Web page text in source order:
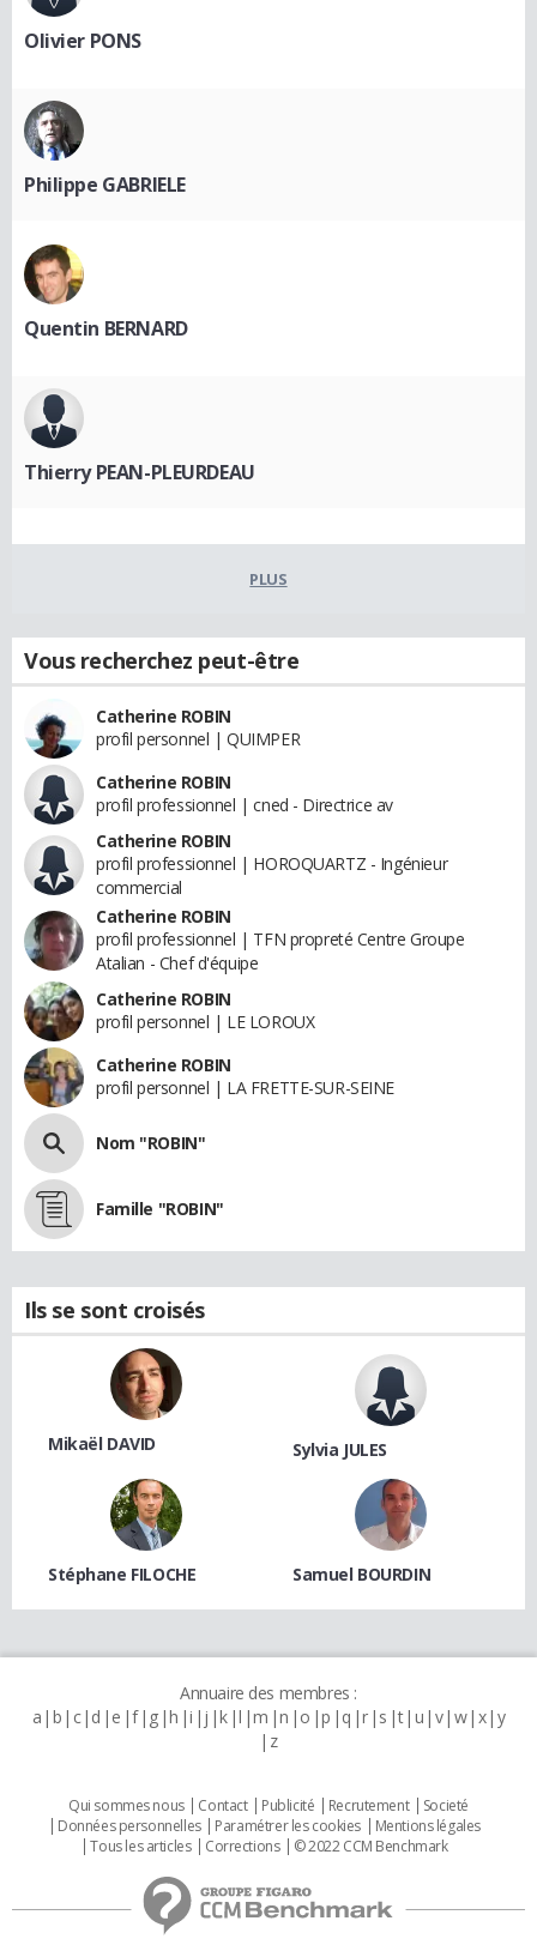
Olivier PONS
Philippe GABRIELE
Quentin BERNARD
Thierry PEAN-PLEURDEAU
PLUS
Vous recherchez peut-être
Catherine ROBIN
profil personnel | QUIMPER
Catherine ROBIN
profil professionnel | cned - Directrice av
Catherine ROBIN
profil professionnel | HOROQUARTZ - Ingénieur
commercial
Catherine ROBIN
profil professionnel | TFN propreté Centre Groupe
Atalian - Chef d'équipe
Catherine ROBIN
profil personnel | LE LOROUX
Catherine ROBIN
profil personnel | LA FRETTE-SUR-SEINE
Nom "ROBIN"
Famille "ROBIN"
Ils se sont croisés
Mikaël DAVID Sylvia JULES
Stéphane FILOCHE Samuel BOURDIN
Annuaire des membres :
a b c d e f g h i j k l m n o p q r s t u v w x y
z
Qui sommes nous Contact Publicité Recrutement
Societé
Données personnelles
Paramétrer les cookies
Mentions légales
Tous les articles
Corrections © 2022 CCM Benchmark